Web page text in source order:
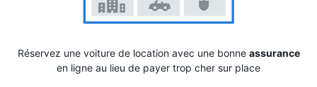
Réservez une voiture de location avec une bonne assurance
en ligne au lieu de payer trop cher sur place